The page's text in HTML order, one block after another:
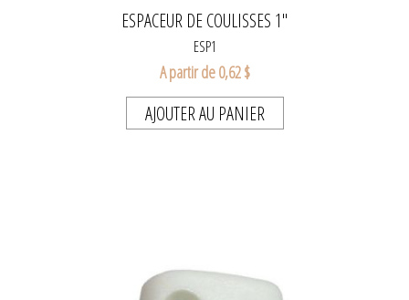
ESPACEUR DE COULISSES 1"
ESP1
A partir de 0,62 $
AJOUTER AU PANIER